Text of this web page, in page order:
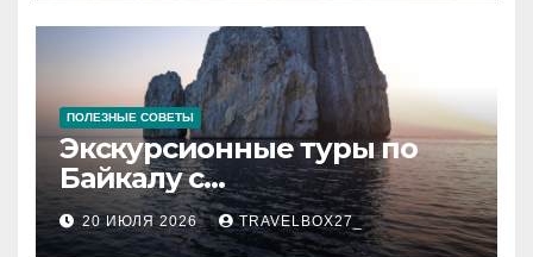
ПОЛЕЗНЫЕ СОВЕТЫ
Экскурсионные туры по
Байкалу с
предоставлением техники
в аренду
20 ИЮЛЯ 2026 TRAVELBOX27_